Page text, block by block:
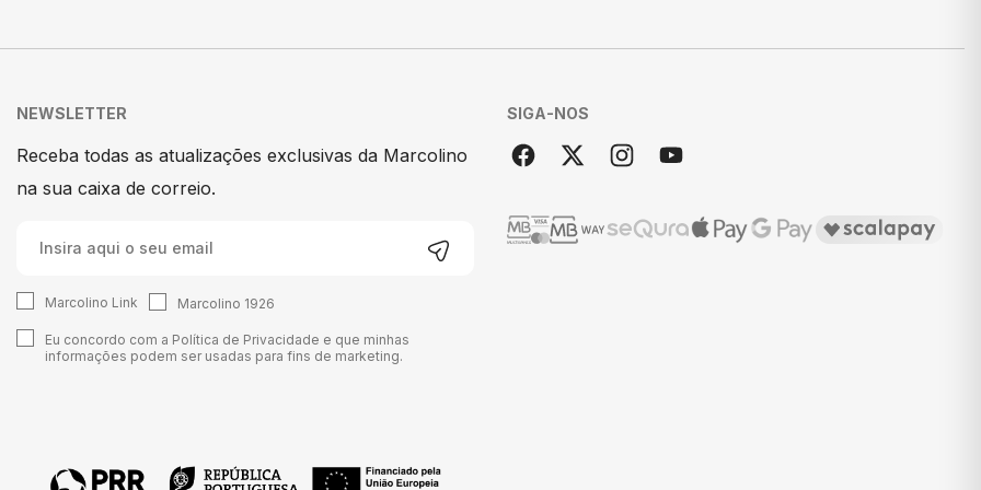
NEWSLETTER
Receba todas as atualizações exclusivas da Marcolino
na sua caixa de correio.
Marcolino Link Marcolino 1926
Eu concordo com a Política de Privacidade e que minhas
informações podem ser usadas para fins de marketing.
SIGA-NOS